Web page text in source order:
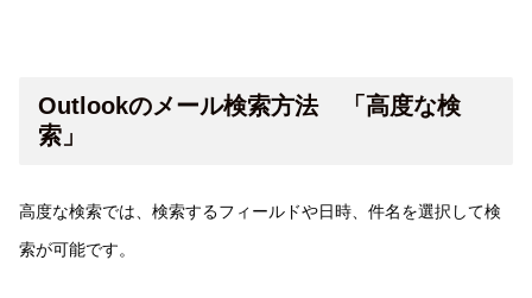
Outlookのメール検索方法 「高度な検
索」
高度な検索では、検索するフィールドや日時、件名を選択して検
索が可能です。